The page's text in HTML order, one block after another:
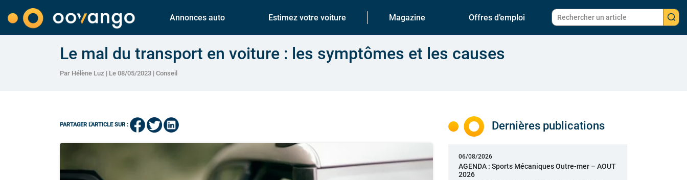
Annonces auto Estimez votre voiture Magazine Offres d’emploi
Le mal du transport en voiture : les symptômes et les causes
Par Hélène Luz | Le 08/05/2023 | Conseil
PARTAGER L'ARTICLE SUR : Dernières publications
06/08/2026
AGENDA : Sports Mécaniques Outre-mer – AOUT
2026